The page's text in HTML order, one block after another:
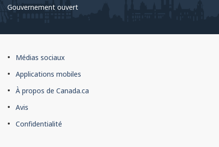
Gouvernement ouvert
À
propos
du
site
Médias sociaux
Applications mobiles
À propos de Canada.ca
Avis
Confidentialité